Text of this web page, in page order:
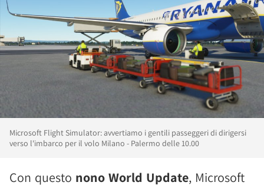
Microsoft Flight Simulator: avvertiamo i gentili passeggeri di dirigersi
verso l'imbarco per il volo Milano - Palermo delle 10.00
Con questo nono World Update, Microsoft